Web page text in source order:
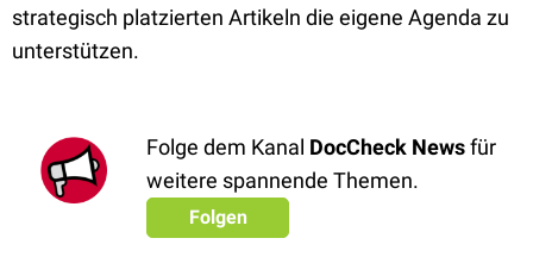
strategisch platzierten Artikeln die eigene Agenda zu
unterstützen.
Folge dem Kanal DocCheck Newsfür
weitere spannende Themen.
Folgen